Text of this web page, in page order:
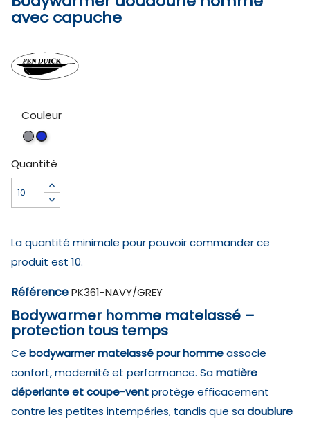
avec capuche
Couleur
Black/Grey
NAVY/GREY
Quantité
La quantité minimale pour pouvoir commander ce
produit est 10.
RéférencePK361-NAVY/GREY
Bodywarmer homme matelassé –
protection tous temps
Ce bodywarmer matelassé pour hommeassocie
confort, modernité et performance. Samatière
déperlante et coupe-ventprotège efficacement
contre les petites intempéries, tandis que sadoublure